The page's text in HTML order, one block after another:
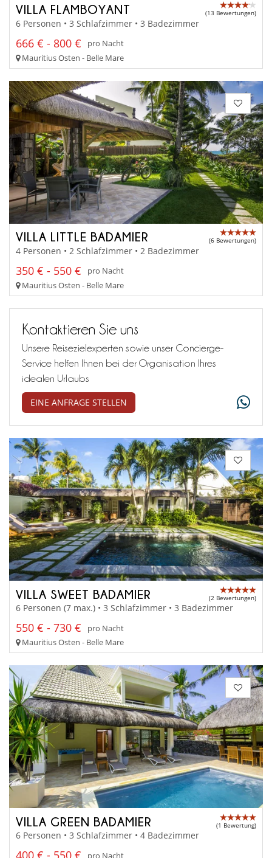
VILLA FLAMBOYANT (13 Bewertungen)
6 Personen • 3 Schlafzimmer • 3 Badezimmer
666 € - 800 €
pro Nacht
Mauritius Osten - Belle Mare
VILLA LITTLE BADAMIER (6 Bewertungen)
4 Personen • 2 Schlafzimmer • 2 Badezimmer
350 € - 550 €
pro Nacht
Mauritius Osten - Belle Mare
Kontaktieren Sie uns
Unsere Reisezielexperten sowie unser Concierge-
Service helfen Ihnen bei der Organisation Ihres
idealen Urlaubs
EINE ANFRAGE STELLEN
VILLA SWEET BADAMIER (2 Bewertungen)
6 Personen (7 max.) • 3 Schlafzimmer • 3 Badezimmer
550 € - 730 €
pro Nacht
Mauritius Osten - Belle Mare
VILLA GREEN BADAMIER (1 Bewertung)
6 Personen • 3 Schlafzimmer • 4 Badezimmer
pro Nacht